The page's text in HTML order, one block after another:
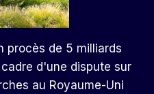
procès de 5 milliards
d'une dispute sur
au Royaume-Uni